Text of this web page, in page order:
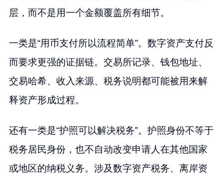
层，而不是用一个金额覆盖所有细节。
一类是“用币支付所以流程简单”。数字资产支付反
而要求更强的证据链。交易所记录、钱包地址、
交易哈希、收入来源、税务说明都可能被用来解
释资产形成过程。
还有一类是“护照可以解决税务”。护照身份不等于
税务居民身份，也不自动改变申请人在其他国家
或地区的纳税义务。涉及数字资产税务、离岸资